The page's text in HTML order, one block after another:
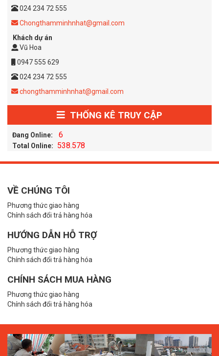
024 234 72 555
Chongthamminhnhat@gmail.com
Khách dự án
Vũ Hoa
0947 555 629
024 234 72 555
chongthamminhnhat@gmail.com
THỐNG KÊ TRUY CẬP
Đang Online: 6
Total Online: 538.578
VỀ CHÚNG TÔI
Phương thức giao hàng
Chính sách đổi trả hàng hóa
HƯỚNG DẪN HỖ TRỢ
Phương thức giao hàng
Chính sách đổi trả hàng hóa
CHÍNH SÁCH MUA HÀNG
Phương thức giao hàng
Chính sách đổi trả hàng hóa